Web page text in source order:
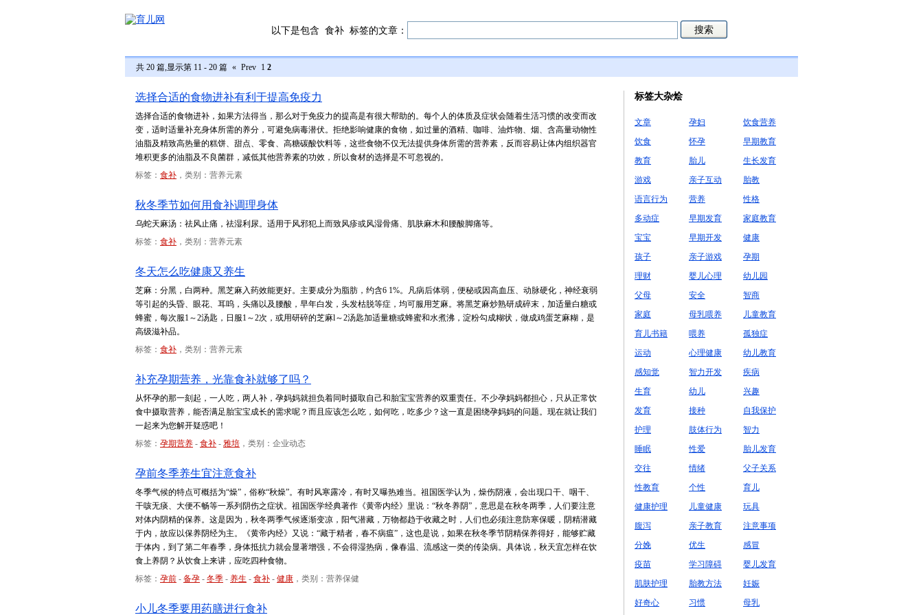
以下是包含 食补 标签的文章：
共 20 篇,显示第 11 - 20 篇 « Prev 1 2
选择合适的食物进补有利于提高免疫力
选择合适的食物进补，如果方法得当，那么对于免疫力的提高是有很大帮助的。每个人的体质及症状会随着生活习惯的改变而改
变，适时适量补充身体所需的养分，可避免病毒潜伏。拒绝影响健康的食物，如过量的酒精、咖啡、油炸物、烟、含高量动物性
油脂及精致高热量的糕饼、甜点、零食、高糖碳酸饮料等，这些食物不仅无法提供身体所需的营养素，反而容易让体内组织器官
堆积更多的油脂及不良菌群，减低其他营养素的功效，所以食材的选择是不可忽视的。
标签： 食补 ，类别：营养元素
秋冬季节如何用食补调理身体
乌蛇天麻汤：祛风止痛，祛湿利尿。适用于风邪犯上而致风疹或风湿骨痛、肌肤麻木和腰酸脚痛等。
标签： 食补 ，类别：营养元素
冬天怎么吃健康又养生
芝麻：分黑，白两种。黑芝麻入药效能更好。主要成分为脂肪，约含6 1%。凡病后体弱，便秘或因高血压、动脉硬化，神经衰弱
等引起的头昏、眼花、耳呜，头痛以及腰酸，早年白发，头发枯脱等症，均可服用芝麻。将黑芝麻炒熟研成碎末，加适量白糖或
蜂蜜，每次服1～2汤匙，日服1～2次，或用研碎的芝麻l～2汤匙加适量糖或蜂蜜和水煮沸，淀粉勾成糊状，做成鸡蛋芝麻糊，是
高级滋补品。
标签： 食补 ，类别：营养元素
补充孕期营养，光靠食补就够了吗？
从怀孕的那一刻起，一人吃，两人补，孕妈妈就担负着同时摄取自己和胎宝宝营养的双重责任。不少孕妈妈都担心，只从正常饮
食中摄取营养，能否满足胎宝宝成长的需求呢？而且应该怎么吃，如何吃，吃多少？这一直是困绕孕妈妈的问题。现在就让我们
一起来为您解开疑惑吧！
标签： 孕期营养 - 食补 - 雅培 ，类别：企业动态
孕前冬季养生宜注意食补
冬季气候的特点可概括为“燥”，俗称“秋燥”。有时风寒露冷，有时又曝热难当。祖国医学认为，燥伤阴液，会出现口干、咽干、
干咳无痰、大便不畅等一系列阴伤之症状。祖国医学经典著作《黄帝内经》里说：“秋冬养阴”，意思是在秋冬两季，人们要注意
对体内阴精的保养。这是因为，秋冬两季气候逐渐变凉，阳气潜藏，万物都趋于收藏之时，人们也必须注意防寒保暖，阴精潜藏
于内，故应以保养阴经为主。《黄帝内经》又说：“藏于精者，春不病瘟”，这也是说，如果在秋冬季节阴精保养得好，能够贮藏
于体内，到了第二年春季，身体抵抗力就会显著增强，不会得湿热病，像春温、流感这一类的传染病。具体说，秋天宜怎样在饮
食上养阴？从饮食上来讲，应吃四种食物。
标签： 孕前 - 备孕 - 冬季 - 养生 - 食补 - 健康 ，类别：营养保健
小儿冬季要用药膳进行食补
标签大杂烩
文章 孕妇
饮食营养
饮食
怀孕
早期教育
教育
胎儿
生长发育
游戏
亲子互动
胎教
语言行为
营养
性格
多动症
早期发育
家庭教育
宝宝
早期开发
健康
孩子
亲子游戏
孕期
理财
婴儿心理
幼儿园
父母
安全
智商
家庭
母乳喂养
儿童教育
育儿书籍
喂养
孤独症
运动
心理健康
幼儿教育
感知觉
智力开发
疾病
生育
幼儿
兴趣
发育
接种
自我保护
护理
肢体行为
智力
睡眠
性爱
胎儿发育
交往
情绪
父子关系
性教育
个性
育儿
健康护理
儿童健康
玩具
腹泻
亲子教育
注意事项
分娩
优生
感冒
疫苗
学习障碍
婴儿发育
肌肤护理
胎教方法
妊娠
好奇心
习惯
母乳